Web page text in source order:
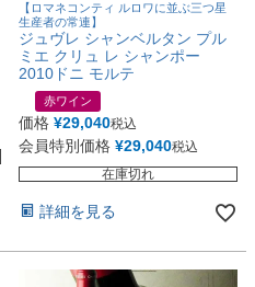
【ロマネコンティ ルロワに並ぶ三つ星
生産者の常連】
ジュヴレ シャンベルタン プル
ミエ クリュ レ シャンポー
2010ドニ モルテ
赤ワイン
価格 ¥29,040税込
会員特別価格 ¥29,040税込
在庫切れ
詳細を見る